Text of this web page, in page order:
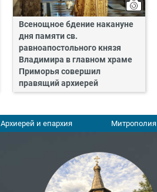
Всенощное бдение накануне
дня памяти св.
равноапостольного князя
Владимира в главном храме
Приморья совершил
правящий архиерей
Архиерей и епархия Митрополия